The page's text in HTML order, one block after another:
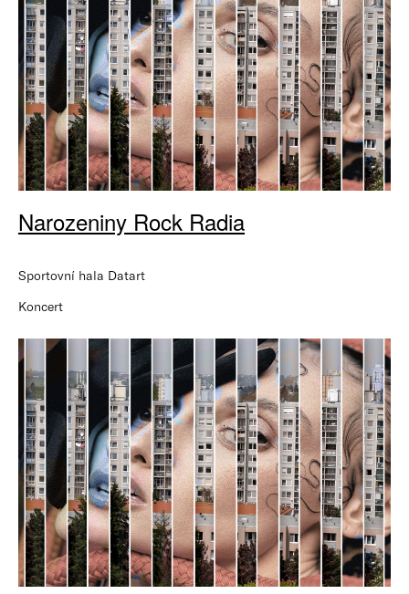
Narozeniny Rock Radia
Sportovní hala Datart
Koncert